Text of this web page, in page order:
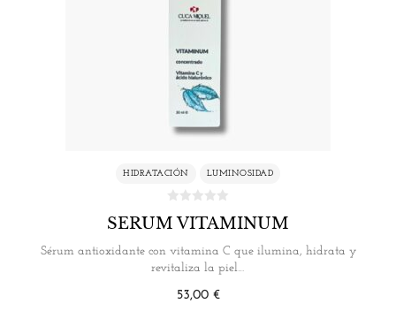
HIDRATACIÓN LUMINOSIDAD
SERUM VITAMINUM
Sérum antioxidante con vitamina C que ilumina, hidrata y
revitaliza la piel…
53,00 €